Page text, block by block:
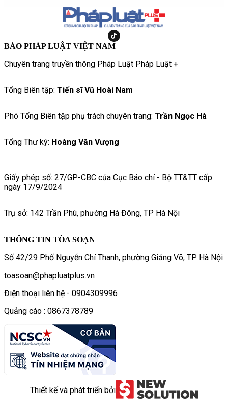
BÁO PHÁP LUẬT VIỆT NAM
Chuyên trang truyền thông Pháp Luật Pháp Luật +
Tổng Biên tập: Tiến sĩ Vũ Hoài Nam
Phó Tổng Biên tập phụ trách chuyên trang: Trần Ngọc Hà
Tổng Thư ký: Hoàng Văn Vượng
Giấy phép số: 27/GP-CBC của Cục Báo chí - Bộ TT&TT cấp
ngày 17/9/2024
Trụ sở: 142 Trần Phú, phường Hà Đông, TP Hà Nội
THÔNG TIN TÒA SOẠN
Số 42/29 Phố Nguyễn Chí Thanh, phường Giảng Võ, TP. Hà Nội
toasoan@phapluatplus.vn
Điện thoại liên hệ - 0904309996
Quảng cáo : 0867378789
Thiết kế và phát triển bởi